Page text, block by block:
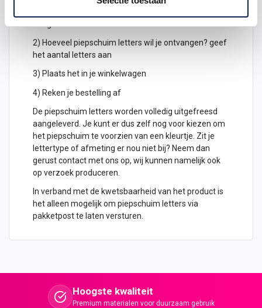
2) Hoeveel piepschuim letters wil je ontvangen? geef
het aantal letters aan
3) Plaats het in je winkelwagen
4) Reken je bestelling af
De piepschuim letters worden volledig uitgefreesd
aangeleverd. Je kunt er dus zelf nog voor kiezen om
het piepschuim te voorzien van een kleurtje. Zit je
lettertype of afmeting er nou niet bij? Neem dan
gerust contact met ons op, wij kunnen namelijk ook
op verzoek produceren.
In verband met de kwetsbaarheid van het product is
het alleen mogelijk om piepschuim letters via
pakketpost te laten versturen.
Hoogste kwaliteit
Premium materialen voor duurzaam gebruik